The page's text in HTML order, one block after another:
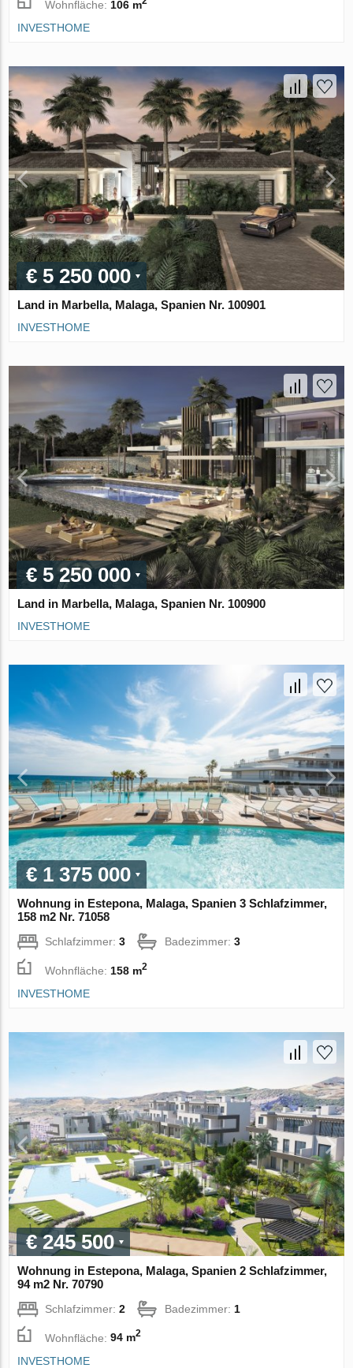
Wohnfläche: 106 m
INVESTHOME
€ 5 250 000
Land in Marbella, Malaga, Spanien Nr. 100901
INVESTHOME
€ 5 250 000
Land in Marbella, Malaga, Spanien Nr. 100900
INVESTHOME
€ 1 375 000
Wohnung in Estepona, Malaga, Spanien 3 Schlafzimmer,
158 m2 Nr. 71058
Schlafzimmer:3 Badezimmer:3
Wohnfläche: 158 m2
INVESTHOME
€ 245 500
Wohnung in Estepona, Malaga, Spanien 2 Schlafzimmer,
94 m2 Nr. 70790
Schlafzimmer:2 Badezimmer: 1
Wohnfläche:94 m2
INVESTHOME